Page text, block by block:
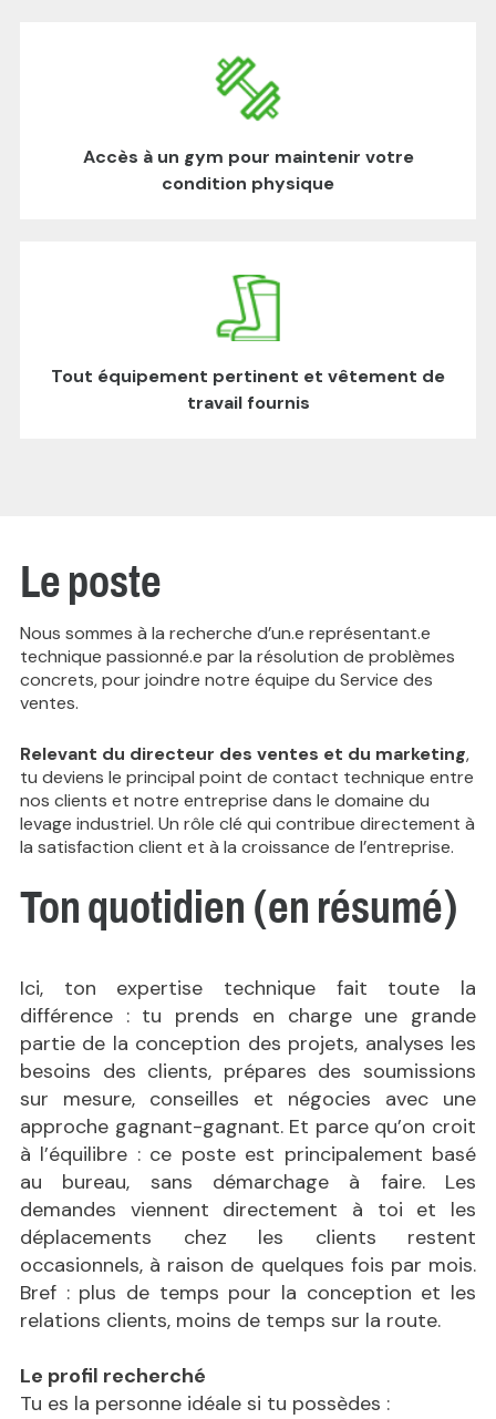
Accès à un gym pour maintenir votre
condition physique
Tout équipement pertinent et vêtement de
travail fournis
Le poste
Nous sommes à la recherche d’un.e représentant.e
technique passionné.e par la résolution de problèmes
concrets, pour joindre notre équipe du Service des
ventes.
Relevant du directeur des ventes et du marketing,
tu deviens le principal point de contact technique entre
nos clients et notre entreprise dans le domaine du
levage industriel. Un rôle clé qui contribue directement à
la satisfaction client et à la croissance de l’entreprise.
Ton quotidien (en résumé)
Ici, ton expertise technique fait toute la
différence : tu prends en charge une grande
partie de la conception des projets, analyses les
besoins des clients, prépares des soumissions
sur mesure, conseilles et négocies avec une
approche gagnant-gagnant. Et parce qu’on croit
à l’équilibre : ce poste est principalement basé
au bureau, sans démarchage à faire. Les
demandes viennent directement à toi et les
déplacements chez les clients restent
occasionnels, à raison de quelques fois par mois.
Bref : plus de temps pour la conception et les
relations clients, moins de temps sur la route.
Le profil recherché
Tu es la personne idéale si tu possèdes :